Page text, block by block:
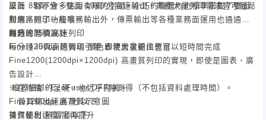
設計，都不會多佔用有限的空間。小巧的機體內也標準搭載了雙面
和網路列印功能哦。
輕巧的體積設計
每分鐘35頁高速列印引擎 即使大量輸出也可以短時間完成
單面 35頁/分、雙面 19頁/分高速輸出，業務大量列印需求皆可輕鬆
對應。除了一般事務輸出外，傳票輸出等各種業務面運用也通通沒
問題。
每分鐘35頁高速列印
Fine 1200dpi的實現 顏色表現層次更佳豐富
Fine1200(1200dpi×1200dpi) 高畫質列印的實現，即使是圖表、廣
告設計
檔等細部的呈現，也近乎完美。
Fine1200dpi 高畫質示意圖
首頁輸出速度7秒以下
※在待機、EcoFuser OFF時測得（不包括資料處理時間）。
首頁輸出速度7秒以下
操作便利 辨識度再提升